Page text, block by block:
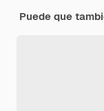
Puede que